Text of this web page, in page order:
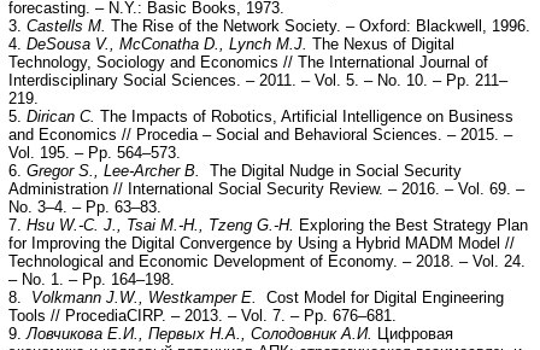
forecasting. – N.Y.: Basic Books, 1973.
3. Castells M. The Rise of the Network Society. – Oxford: Blackwell, 1996.
4. DeSousa V., McConatha D., Lynch M.J. The Nexus of Digital
Technology, Sociology and Economics // The International Journal of
Interdisciplinary Social Sciences. – 2011. – Vol. 5. – No. 10. – Pp. 211–
219.
5. Dirican C. The Impacts of Robotics, Artificial Intelligence on Business
and Economics // Procedia – Social and Behavioral Sciences. – 2015. –
Vol. 195. – Pp. 564–573.
6. Gregor S., Lee-Archer B.
The Digital Nudge in Social Security
Administration // International Social Security Review. – 2016. – Vol. 69. –
No. 3–4. – Pp. 63–83.
7. Hsu W.-C. J., Tsai M.-H., Tzeng G.-H. Exploring the Best Strategy Plan
for Improving the Digital Convergence by Using a Hybrid MADM Model //
Technological and Economic Development of Economy. – 2018. – Vol. 24.
– No. 1. – Pp. 164–198.
8. Volkmann J.W., Westkamper E.
Cost Model for Digital Engineering
Tools // ProcediaCIRP. – 2013. – Vol. 7. – Pp. 676–681.
9. Ловчикова Е.И., Первых Н.А., Солодовник А.И. Цифровая